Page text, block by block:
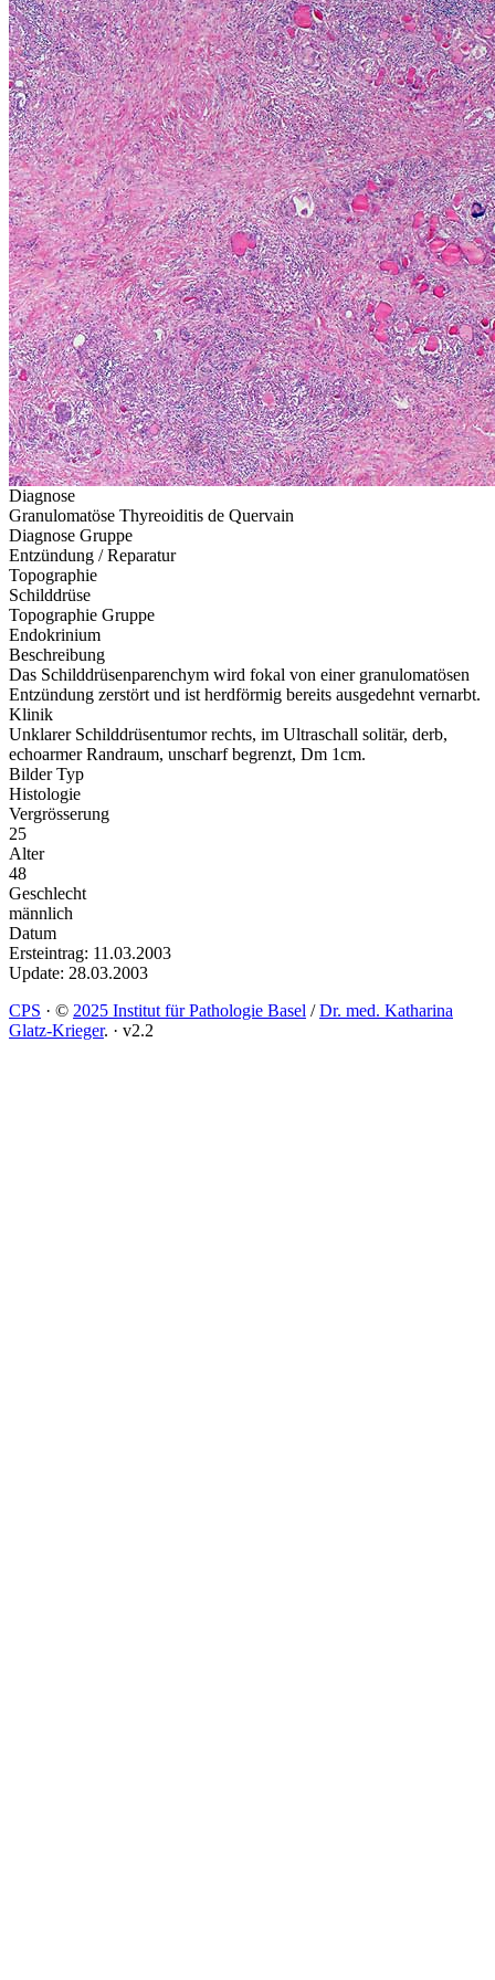
Diagnose
Granulomatöse Thyreoiditis de Quervain
Diagnose Gruppe
Entzündung / Reparatur
Topographie
Schilddrüse
Topographie Gruppe
Endokrinium
Beschreibung
Das Schilddrüsenparenchym wird fokal von einer granulomatösen
Entzündung zerstört und ist herdförmig bereits ausgedehnt vernarbt.
Klinik
Unklarer Schilddrüsentumor rechts, im Ultraschall solitär, derb,
echoarmer Randraum, unscharf begrenzt, Dm 1cm.
Bilder Typ
Histologie
Vergrösserung
25
Alter
48
Geschlecht
männlich
Datum
Ersteintrag: 11.03.2003
Update: 28.03.2003
CPS · © 2025 Institut für Pathologie Basel /Dr. med. Katharina
Glatz-Krieger. · v2.2